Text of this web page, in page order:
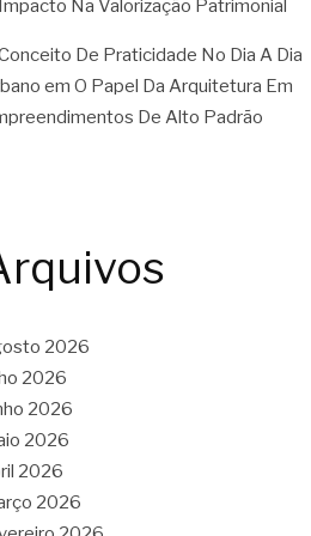
Na Valorização Patrimonial
De Praticidade No Dia A Dia
em O Papel Da Arquitetura Em
De Alto Padrão
2026
2026
2026
2026
2026
2026